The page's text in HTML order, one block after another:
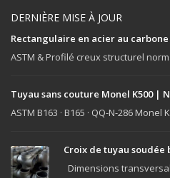
DERNIÈRE MISE À JOUR
Rectangulaire en acier au
ASTM & Profilé creux structurel
Tuyau sans couture Monel K500 |
ASTM B163 · B165 · QQ-N-286
Croix de tuyau soudée
Dimensions